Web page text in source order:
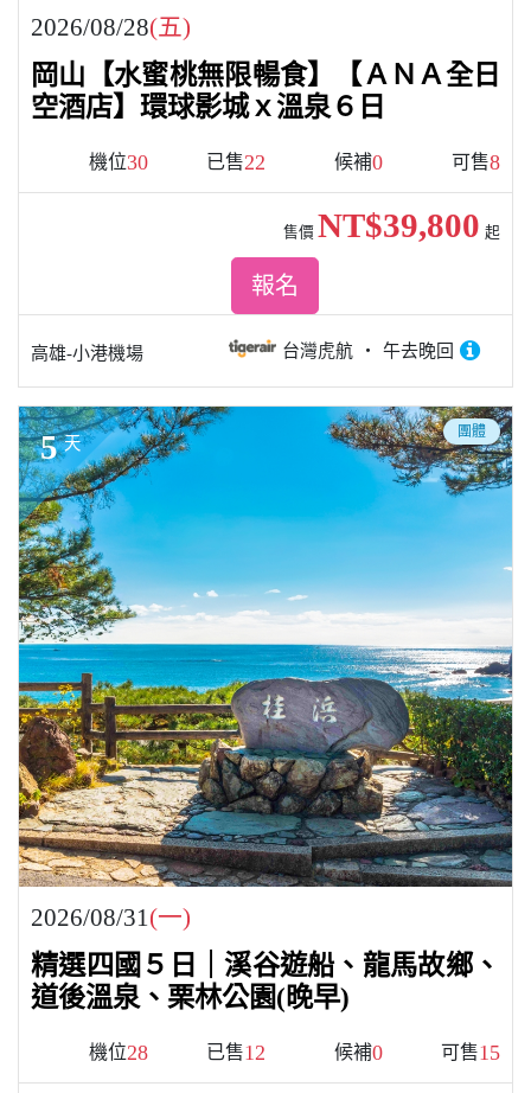
2026/08/28(五)
岡山【水蜜桃無限暢食】【ＡＮＡ全日
空酒店】環球影城ｘ溫泉６日
機位30 已售22 候補0 可售8
高雄-小港機場 台灣虎航 午去晚回
售價 NT$39,800 起
報名
5 天
團體
2026/08/31 (一)
精選四國５日｜溪谷遊船、龍馬故鄉、
道後溫泉、栗林公園(晚早)
機位28 已售12 候補0 可售15